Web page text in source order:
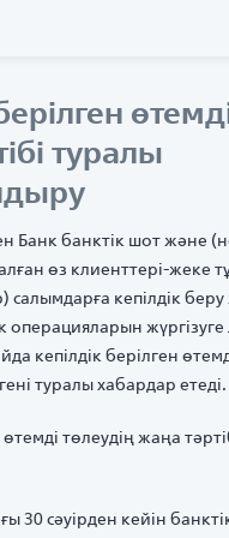
туралы
Банк банктік шот және
өз клиенттері-жеке
салымдарға кепілдік
кепілдік берілген
туралы хабардар етеді.
өтемді төлеудің жаңа
30 сәуірден кейін